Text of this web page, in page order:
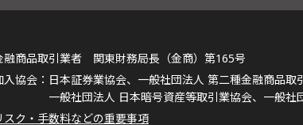
融商品取引業者 関東財務局長（金商）第165号
日本証券業協会、一般社団法人 第二種金融商品取
一般社団法人 日本暗号資産等取引業協会、一般社
スク・手数料などの重要事項